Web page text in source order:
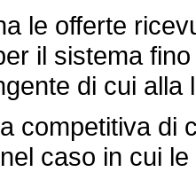
le offerte
il sistema
di cui alla
di
caso in cui